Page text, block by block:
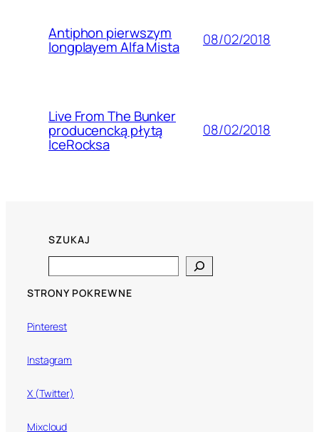
Antiphon pierwszym
longplayem Alfa Mista 08/02/2018
Live From The Bunker
producencką płytą
IceRocksa
08/02/2018
SZUKAJ
STRONY POKREWNE
Pinterest
Instagram
X (Twitter)
Mixcloud